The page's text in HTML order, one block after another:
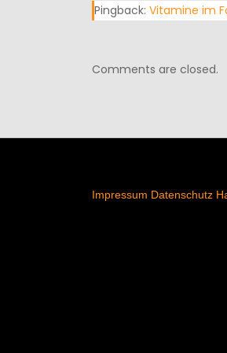
Pingback: Vitamine im
Comments are closed.
Impressum Datenschutz